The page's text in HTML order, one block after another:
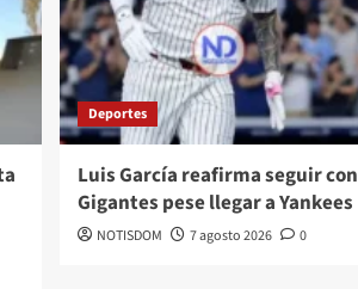
Deportes
Luis García reafirma seguir con
Gigantes pese llegar a Yankees
NOTISDOM 7 agosto 2026 0